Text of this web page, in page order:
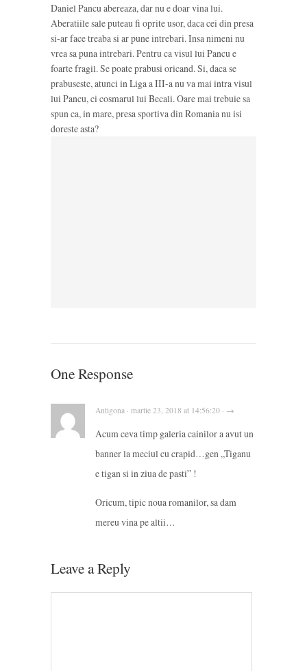
Daniel Pancu abereaza, dar nu e doar vina lui.
Aberatiile sale puteau fi oprite usor, daca cei din presa
si-ar face treaba si ar pune intrebari. Insa nimeni nu
vrea sa puna intrebari. Pentru ca visul lui Pancu e
foarte fragil. Se poate prabusi oricand. Si, daca se
prabuseste, atunci in Liga a III-a nu va mai intra visul
lui Pancu, ci cosmarul lui Becali. Oare mai trebuie sa
spun ca, in mare, presa sportiva din Romania nu isi
doreste asta?
One Response
Antigona · martie 23, 2018 at 14:56:20 · →
Acum ceva timp galeria cainilor a avut un
banner la meciul cu crapid…gen „Tiganu
e tigan si in ziua de pasti” !
Oricum, tipic noua romanilor, sa dam
mereu vina pe altii…
Leave a Reply